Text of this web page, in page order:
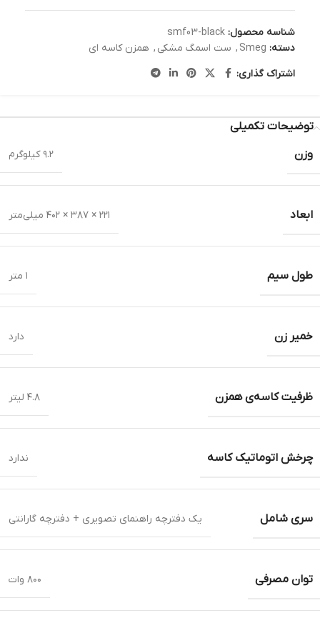
شناسه محصول: smf03-black
دسته: Smeg
, ست اسمگ مشکی , همزن کاسه ای
اشتراک گذاری:
توضیحات تکمیلی
وزن
۹.۲ کیلوگرم
ابعاد ۲۲۱ × ۳۸۷ × ۴۰۲ میلی‌متر
طول سیم ۱ متر
خمیر زن دارد
ظرفیت کاسه‌ی همزن ۴.۸ لیتر
چرخش اتوماتیک کاسه ندارد
سری شامل یک دفترچه راهنمای تصویری + دفترچه گارانتی
توان مصرفی ۸۰۰ وات